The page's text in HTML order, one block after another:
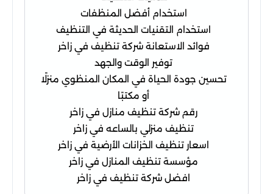
استخدام أفضل المنظفات
استخدام التقنيات الحديثة في التنظيف
فوائد الاستعانة شركة تنظيف في زاخر
توفير الوقت والجهد
تحسين جودة الحياة في المكان المنظوي منزلًا
أو مكتبًا
رقم شركة تنظيف منازل في زاخر
تنظيف منزلي بالساعه في زاخر
اسعار تنظيف الخزانات الأرضية في زاخر
مؤسسة تنظيف المنازل في زاخر
افضل شركة تنظيف في زاخر